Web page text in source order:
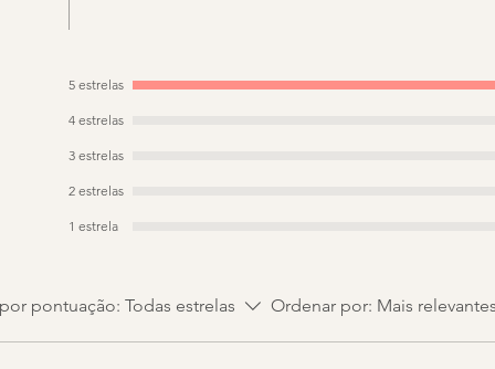
5 estrelas
4 estrelas
3 estrelas
2 estrelas
1 estrela
pontuação: Todas estrelas Ordenar por: Mais